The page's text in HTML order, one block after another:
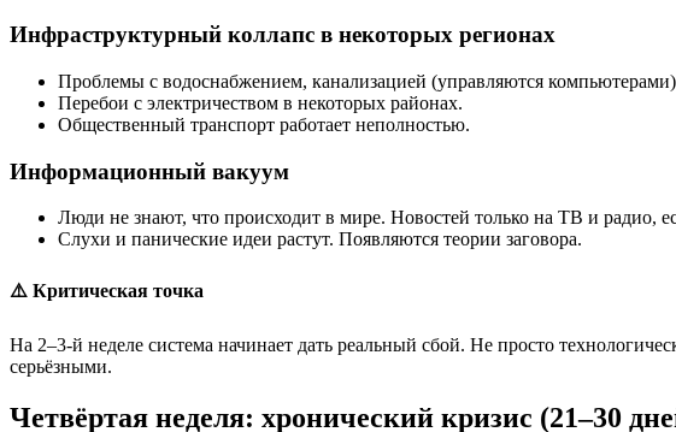
Инфраструктурный коллапс в некоторых регионах
Проблемы с водоснабжением, канализацией (управляются
Перебои с электричеством в некоторых районах.
Общественный транспорт работает неполностью.
Информационный вакуум
Люди не знают, что происходит в мире. Новостей только на ТВ и радио,
Слухи и панические идеи растут. Появляются теории заговора.
⚠️ Критическая точка
На 2–3-й неделе система начинает дать реальный сбой. Не просто
серьёзными.
Четвёртая неделя: хронический кризис (21–30